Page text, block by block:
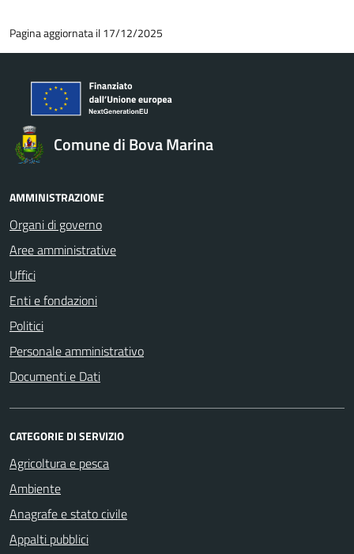
Pagina aggiornata il 17/12/2025
Comune di Bova Marina
AMMINISTRAZIONE
Organi di governo
Aree amministrative
Uffici
Enti e fondazioni
Politici
Personale amministrativo
Documenti e Dati
CATEGORIE DI SERVIZIO
Agricoltura e pesca
Ambiente
Anagrafe e stato civile
Appalti pubblici